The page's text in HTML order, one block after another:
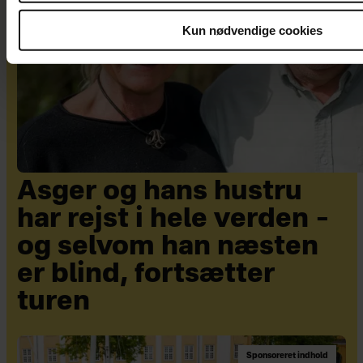
Kun nødvendige cookies
Asger og hans hustru
har rejst i hele verden –
og selvom han næsten
er blind, fortsætter
turen
Sponsoreret indhold